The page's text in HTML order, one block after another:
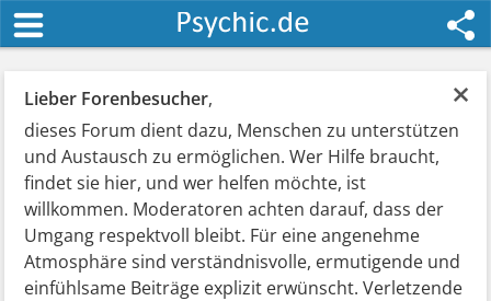
×
Lieber Forenbesucher,
dieses Forum dient dazu, Menschen zu unterstützen
und Austausch zu ermöglichen. Wer Hilfe braucht,
findet sie hier, und wer helfen möchte, ist
willkommen. Moderatoren achten darauf, dass der
Umgang respektvoll bleibt. Für eine angenehme
Atmosphäre sind verständnisvolle, ermutigende und
einfühlsame Beiträge explizit erwünscht. Verletzende